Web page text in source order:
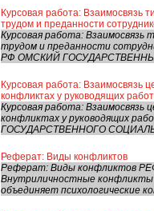
Курсовая работа: Взаимосвязь
трудом и преданности
Курсовая работа:
трудом и преданности
РФ ОМСКИЙ
Курсовая работа: Взаимосвязь
конфликтах у руководящих
Курсовая работа: Взаимосвязь
конфликтах у руководящих
ГОСУДАРСТВЕННОГО
Реферат: Виды конфликтов
Реферат: Виды конфликтов
Внутриличностные
объединяет психологические